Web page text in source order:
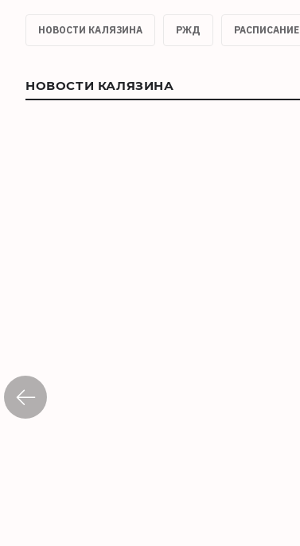
НОВОСТИ КАЛЯЗИНА РЖД
НОВОСТИ КАЛЯЗИНА